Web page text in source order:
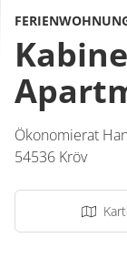
Ökonomierat
54536 Kröv